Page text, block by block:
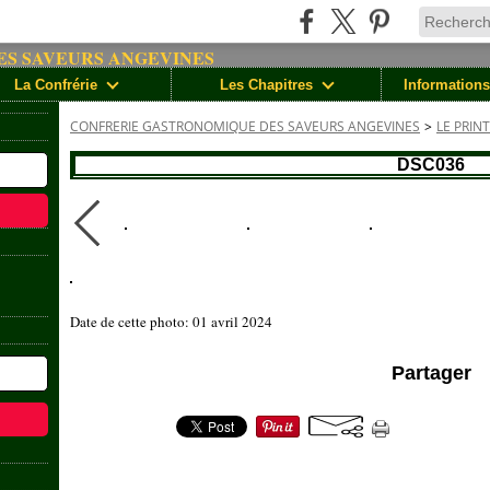
La Confrérie Les Chapitres
CONFRERIE GASTRONOMIQUE DES SAVEURS ANGEVINES > LE
DSC036
Date de cette photo: 01 avril 2024
Partager